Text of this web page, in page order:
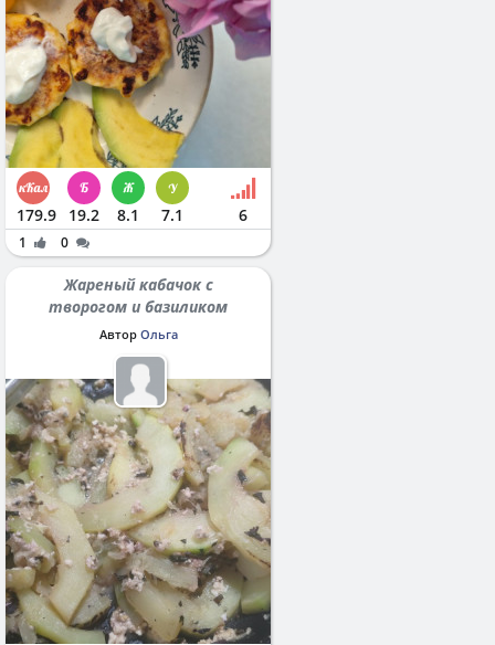
179.9 19.2 8.1 7.1 6
1 0
Жареный кабачок с
творогом и базиликом
Автор Ольга